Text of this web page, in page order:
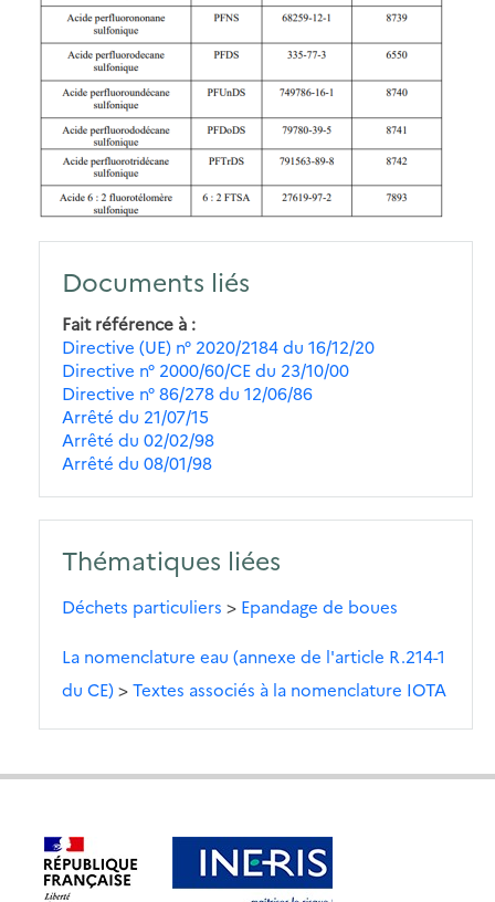
Documents liés
Fait référence à
Directive (UE) n° 2020/2184 du 16/12/20
Directive n° 2000/60/CE du 23/10/00
Directive n° 86/278 du 12/06/86
Arrêté du 21/07/15
Arrêté du 02/02/98
Arrêté du 08/01/98
Thématiques liées
Déchets particuliers > Epandage de boues
La nomenclature eau (annexe de l'article R.214-1
du CE)>Textes associés à la nomenclature IOTA